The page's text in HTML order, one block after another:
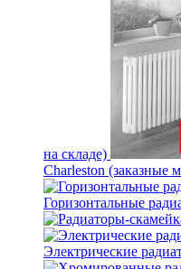
на складе)
Charleston (заказные
Горизонтальные
Электрические